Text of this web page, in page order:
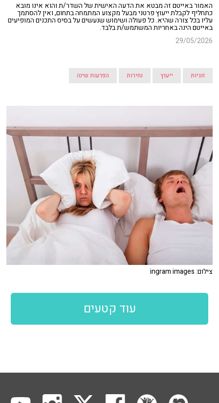
האמור באייטם זה מבטא את הדעה האישית של השדר/ת והוא אינו מובא
כתחליף לקבלת ייעוץ פרטני מבעל מקצוע המתמחה בתחום, ואין להסתמך
עליו בכל צורה שהיא. כל פעולה ושימוש שנעשים על בסיס התכנים המופיעים
באייטם הינה באחריות המשתמש/ת בלבד.
29/05/2026
זוגיות ייעוץ נחירות הפרעות שינה
צילום: ingram images
עוד קטעים